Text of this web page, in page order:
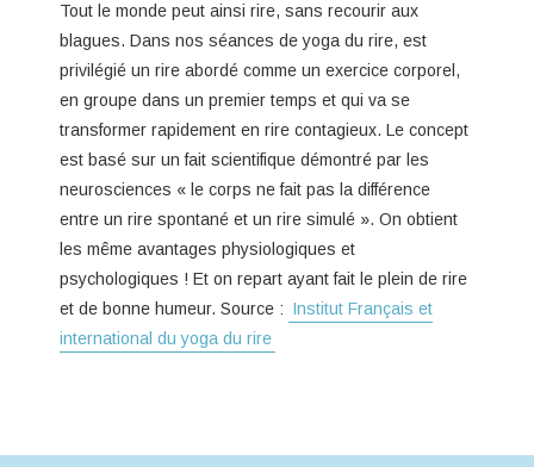
Tout le monde peut ainsi rire, sans recourir aux
blagues. Dans nos séances de yoga du rire, est
privilégié un rire abordé comme un exercice corporel,
en groupe dans un premier temps et qui va se
transformer rapidement en rire contagieux. Le concept
est basé sur un fait scientifique démontré par les
neurosciences « le corps ne fait pas la différence
entre un rire spontané et un rire simulé ». On obtient
les même avantages physiologiques et
psychologiques ! Et on repart ayant fait le plein de rire
et de bonne humeur. Source : Institut Français et
international du yoga du rire